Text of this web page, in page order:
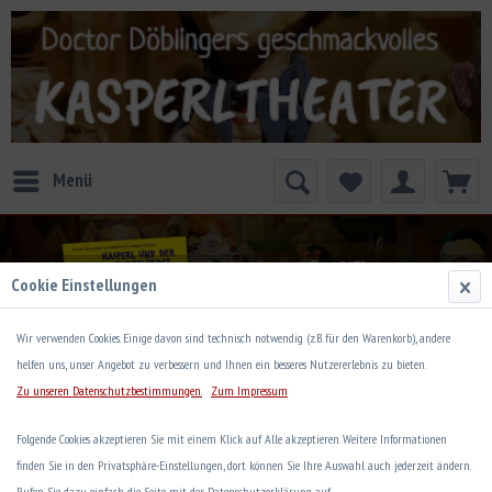
Menü
Servus Kasperlgemeinde
Hier gibt’s Kasperltheater für daheim in Hörspielform, und
Cookie Einstellungen
Wir verwenden Cookies. Einige davon sind technisch notwendig (z.B. für den Warenkorb), andere
helfen uns, unser Angebot zu verbessern und Ihnen ein besseres Nutzererlebnis zu bieten.
Zu unseren Datenschutzbestimmungen.
Zum Impressum
Folgende Cookies akzeptieren Sie mit einem Klick auf Alle akzeptieren. Weitere Informationen
finden Sie in den Privatsphäre-Einstellungen, dort können Sie Ihre Auswahl auch jederzeit ändern.